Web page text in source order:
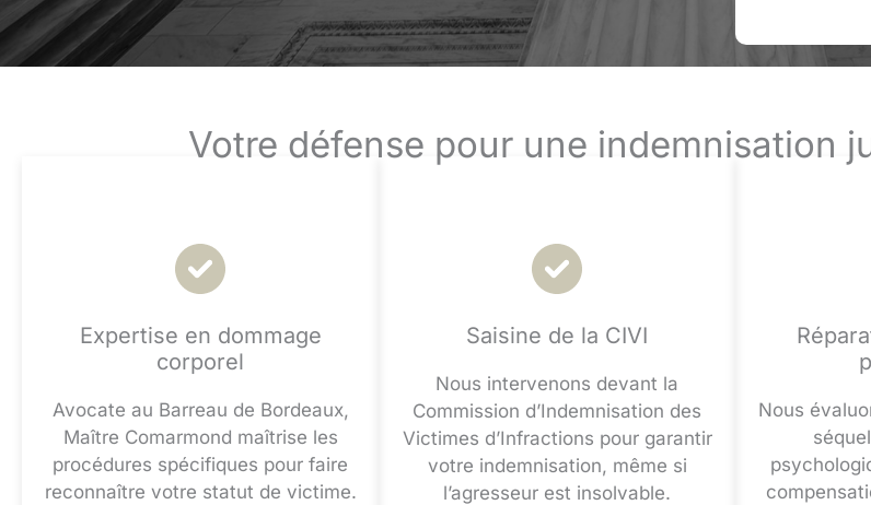
Votre défense pour une indemnisation
Expertise en dommage
corporel
Avocate au Barreau de Bordeaux,
Maître Comarmond maîtrise les
procédures spécifiques pour faire
reconnaître votre statut de victime.
Saisine de la CIVI
Nous intervenons devant la
Commission d’Indemnisation des
Victimes d’Infractions pour garantir
votre indemnisation, même si
l’agresseur est insolvable.
Nous